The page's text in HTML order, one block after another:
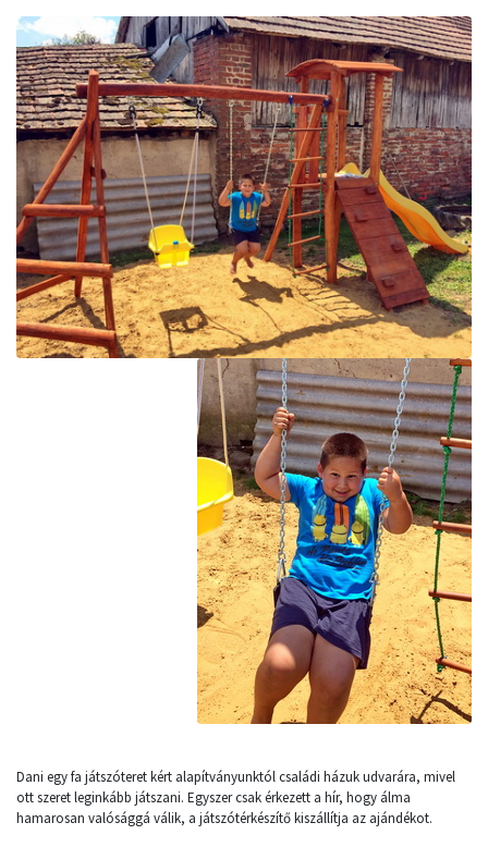
Dani egy fa játszóteret kért alapítványunktól családi házuk udvarára, mivel
ott szeret leginkább játszani. Egyszer csak érkezett a hír, hogy álma
hamarosan valósággá válik, a játszótérkészítő kiszállítja az ajándékot.